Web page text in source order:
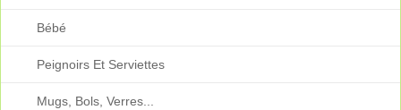
Bébé
Peignoirs Et Serviettes
Mugs, Bols, Verres...